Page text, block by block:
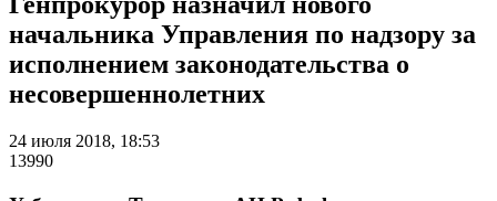
начальника Управления по надзору за
исполнением законодательства о
несовершеннолетних
24 июля 2018, 18:53
13990